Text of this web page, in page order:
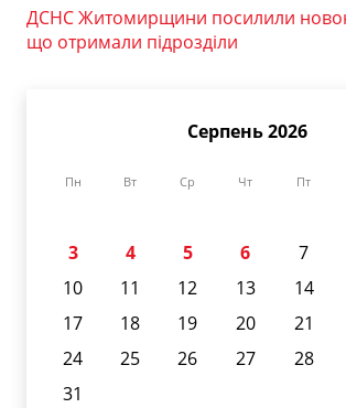
ДСНС Житомирщини посилили
що отримали підрозділи
Серпень 2026
Пн Вт Ср Чт Пт
3
4 5 6 7
10
11 12 13 14
17
18 19 20 21
24
25 26 27 28
31